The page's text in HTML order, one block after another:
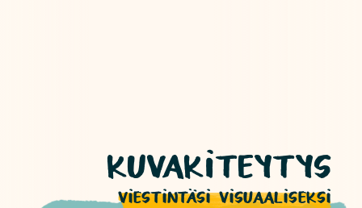
KUVAKITEYTYS
VIESTINTÄSI VISUAALISEKSI